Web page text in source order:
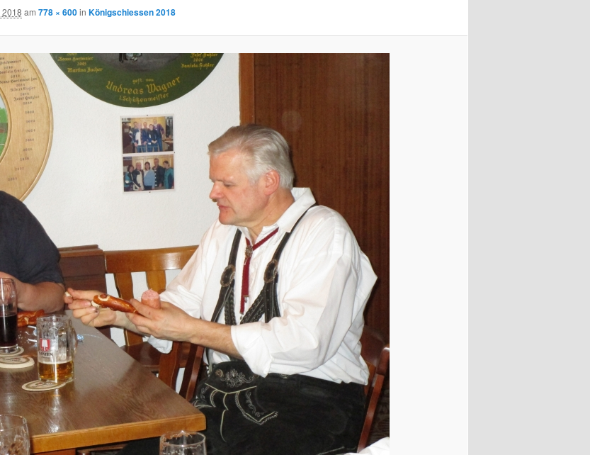
am 778 × 600in Königschiessen 2018